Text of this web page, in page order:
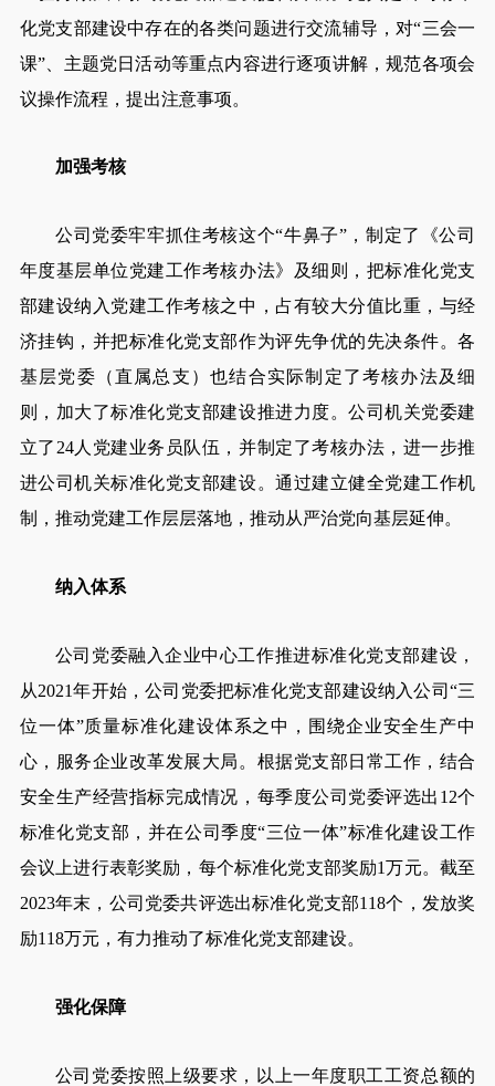
化党支部建设中存在的各类问题进行交流辅导，对“三会一
课”、主题党日活动等重点内容进行逐项讲解，规范各项会
议操作流程，提出注意事项。
加强考核
公司党委牢牢抓住考核这个“牛鼻子”，制定了《公司
年度基层单位党建工作考核办法》及细则，把标准化党支
部建设纳入党建工作考核之中，占有较大分值比重，与经
济挂钩，并把标准化党支部作为评先争优的先决条件。各
基层党委（直属总支）也结合实际制定了考核办法及细
则，加大了标准化党支部建设推进力度。公司机关党委建
立了24人党建业务员队伍，并制定了考核办法，进一步推
进公司机关标准化党支部建设。通过建立健全党建工作机
制，推动党建工作层层落地，推动从严治党向基层延伸。
纳入体系
公司党委融入企业中心工作推进标准化党支部建设，
从2021年开始，公司党委把标准化党支部建设纳入公司“三
位一体”质量标准化建设体系之中，围绕企业安全生产中
心，服务企业改革发展大局。根据党支部日常工作，结合
安全生产经营指标完成情况，每季度公司党委评选出12个
标准化党支部，并在公司季度“三位一体”标准化建设工作
会议上进行表彰奖励，每个标准化党支部奖励1万元。截至
2023年末，公司党委共评选出标准化党支部118个，发放奖
励118万元，有力推动了标准化党支部建设。
强化保障
公司党委按照上级要求，以上一年度职工工资总额的